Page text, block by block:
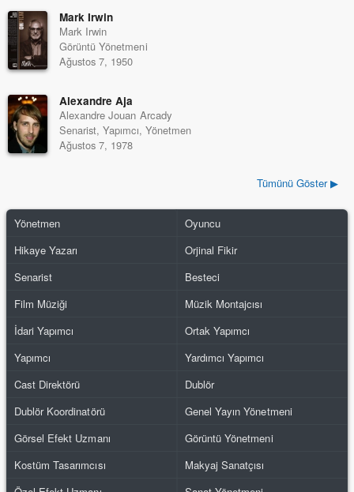
Mark Irwin
Mark Irwin
Görüntü Yönetmeni
Ağustos 7, 1950
Alexandre Aja
Alexandre Jouan Arcady
Senarist, Yapımcı, Yönetmen
Ağustos 7, 1978
Tümünü Göster ▶
Yönetmen
Oyuncu
Hikaye Yazarı
Orjinal Fikir
Senarist
Besteci
Film Müziği
Müzik Montajcısı
İdari Yapımcı
Ortak Yapımcı
Yapımcı
Yardımcı Yapımcı
Cast Direktörü
Dublör
Dublör Koordinatörü
Genel Yayın Yönetmeni
Görsel Efekt Uzmanı
Görüntü Yönetmeni
Kostüm Tasarımcısı
Makyaj Sanatçısı